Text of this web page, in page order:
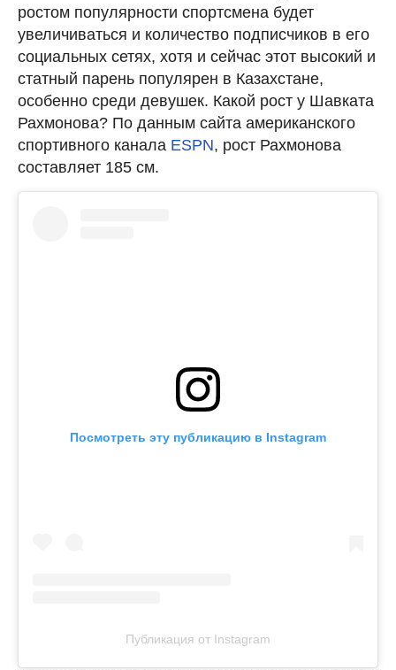
ростом популярности спортсмена будет
увеличиваться и количество подписчиков в его
социальных сетях, хотя и сейчас этот высокий и
статный парень популярен в Казахстане,
особенно среди девушек. Какой рост у Шавката
Рахмонова? По данным сайта американского
спортивного канала ESPN, рост Рахмонова
составляет 185 см.
Посмотреть эту публикацию в Instagram
Публикация от Instagram